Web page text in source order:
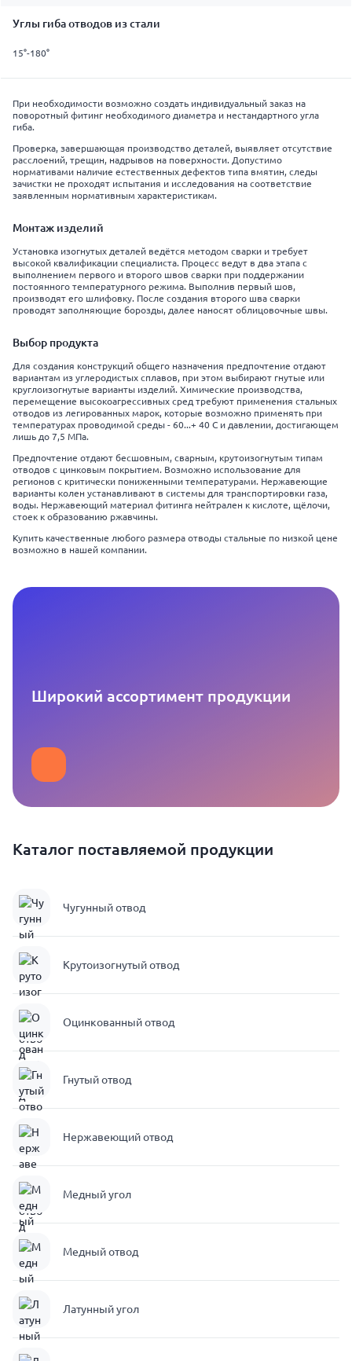
Углы гиба отводов из стали
15°-180°
При необходимости возможно создать индивидуальный заказ на
поворотный фитинг необходимого диаметра и нестандартного угла
гиба.
Проверка, завершающая производство деталей, выявляет отсутствие
расслоений, трещин, надрывов на поверхности. Допустимо
нормативами наличие естественных дефектов типа вмятин, следы
зачистки не проходят испытания и исследования на соответствие
заявленным нормативным характеристикам.
Монтаж изделий
Установка изогнутых деталей ведётся методом сварки и требует
высокой квалификации специалиста. Процесс ведут в два этапа с
выполнением первого и второго швов сварки при поддержании
постоянного температурного режима. Выполнив первый шов,
производят его шлифовку. После создания второго шва сварки
проводят заполняющие борозды, далее наносят облицовочные швы.
Выбор продукта
Для создания конструкций общего назначения предпочтение отдают
вариантам из углеродистых сплавов, при этом выбирают гнутые или
круглоизогнутые варианты изделий. Химические производства,
перемещение высокоагрессивных сред требуют применения стальных
отводов из легированных марок, которые возможно применять при
температурах проводимой среды - 60...+ 40 C и давлении, достигающем
лишь до 7,5 МПа.
Предпочтение отдают бесшовным, сварным, крутоизогнутым типам
отводов с цинковым покрытием. Возможно использование для
регионов с критически пониженными температурами. Нержавеющие
варианты колен устанавливают в системы для транспортировки газа,
воды. Нержавеющий материал фитинга нейтрален к кислоте, щёлочи,
стоек к образованию ржавчины.
Купить качественные любого размера отводы стальные по низкой цене
возможно в нашей компании.
Широкий ассортимент продукции
Каталог поставляемой продукции
Чугунный отвод
Крутоизогнутый отвод
Оцинкованный отвод
Гнутый отвод
Нержавеющий отвод
Медный угол
Медный отвод
Латунный угол